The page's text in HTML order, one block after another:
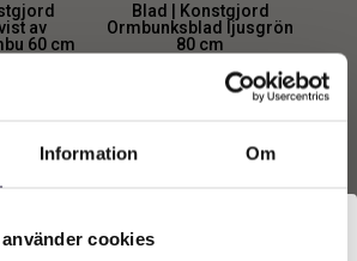
Information Om
cookies
av
60 cm
Blad | Konstgjord
Ormbunksblad ljusgrön
80 cm
59kr